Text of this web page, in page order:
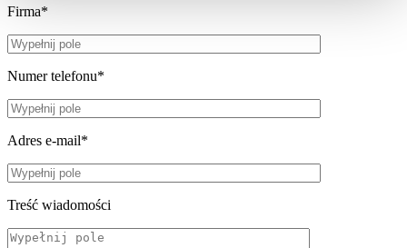
Firma*
Numer telefonu*
Adres e-mail*
Treść wiadomości